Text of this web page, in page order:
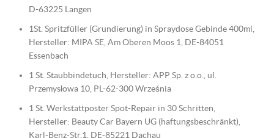
D-63225 Langen
1St. Spritzfüller (Grundierung) in Spraydose Gebinde 400ml,
Hersteller: MIPA SE, Am Oberen Moos 1, DE-84051
Essenbach
1 St. Staubbindetuch, Hersteller: APP Sp. z o.o., ul.
Przemysłowa 10, PL-62-300 Września
1 St. Werkstattposter Spot-Repair in 30 Schritten,
Hersteller: Beauty Car Bayern UG (haftungsbeschränkt),
Karl-Benz-Str.1, DE-85221 Dachau